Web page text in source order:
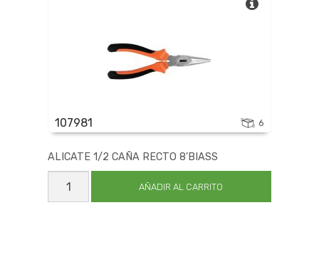
107981 6
ALICATE 1/2 CAÑA RECTO 8’BIASS
ALICATE
CAÑA
AÑADIR AL CARRITO